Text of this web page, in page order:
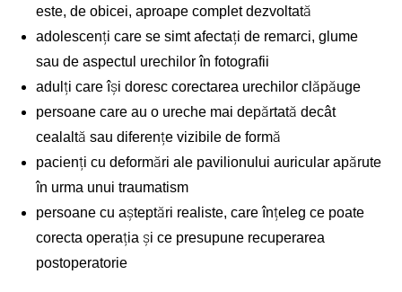
este, de obicei, aproape complet dezvoltată
adolescenți care se simt afectați de remarci, glume
sau de aspectul urechilor în fotografii
adulți care își doresc corectarea urechilor clăpăuge
persoane care au o ureche mai depărtată decât
cealaltă sau diferențe vizibile de formă
pacienți cu deformări ale pavilionului auricular apărute
în urma unui traumatism
persoane cu așteptări realiste, care înțeleg ce poate
corecta operația și ce presupune recuperarea
postoperatorie